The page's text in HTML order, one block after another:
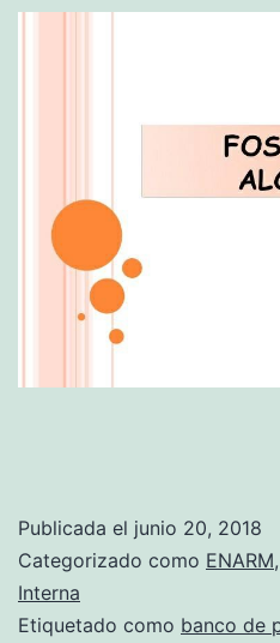
Publicada el junio 20, 2018
Categorizado como ENARM,
Interna
Etiquetado como banco de